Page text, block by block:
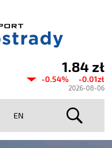
1.84 zł
-0.54% -0.01zł
2026-08-06
EN